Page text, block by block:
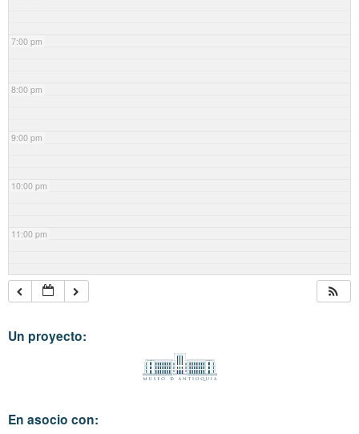
7:00 pm
8:00 pm
9:00 pm
10:00 pm
11:00 pm
Un proyecto:
En asocio con: